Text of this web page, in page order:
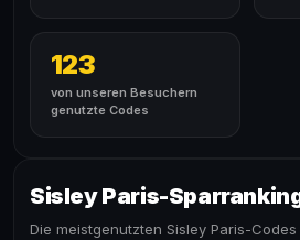
123
von unseren Besuchern
genutzte Codes
Sisley Paris-
Die meistgenutzten Sisley Paris-